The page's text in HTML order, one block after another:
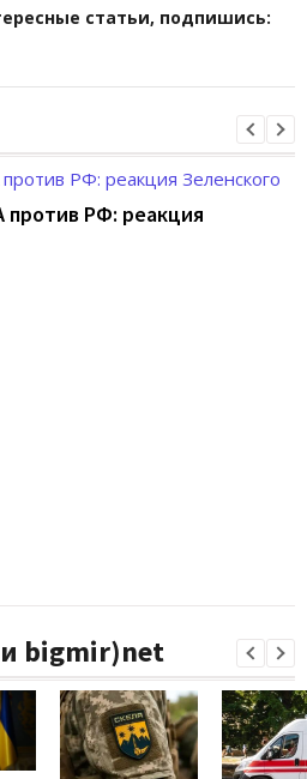
статьи, подпишись:
РФ: реакция
bigmir)net